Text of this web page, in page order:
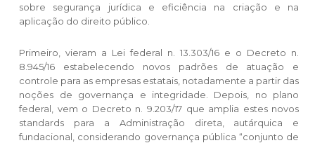
sobre segurança jurídica e eficiência na criação e na
aplicação do direito público.
Primeiro, vieram a Lei federal n. 13.303/16 e o Decreto n.
8.945/16 estabelecendo novos padrões de atuação e
controle para as empresas estatais, notadamente a partir das
noções de governança e integridade. Depois, no plano
federal, vem o Decreto n. 9.203/17 que amplia estes novos
standards para a Administração direta, autárquica e
fundacional, considerando governança pública “conjunto de